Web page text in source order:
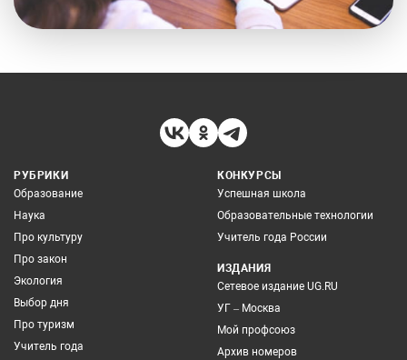
РУБРИКИ
Образование
Наука
Про культуру
Про закон
Экология
Выбор дня
Про туризм
Учитель года
КОНКУРСЫ
Успешная школа
Образовательные технологии
Учитель года России
ИЗДАНИЯ
Сетевое издание UG.RU
УГ – Москва
Мой профсоюз
Архив номеров